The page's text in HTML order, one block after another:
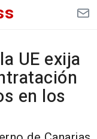
UE exija
en los